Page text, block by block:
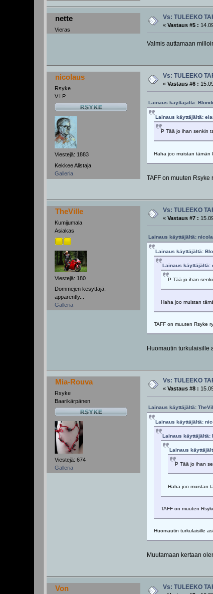
nette
Vieras
Vs: TULEEKO
«Vastaus #5 :
Valmis auttamaan
nicolaus
Rsyke
V.I.P.
Viestejä: 1883
Kekkee Alistaja
Galleria
Vs: TULEEKO
«Vastaus #6 :
Lainaus käyttäjältä:
Lainaus käyttäjältä:
P Tää jo ihan senkin
Haha joo muistan tämän
TAFF on muuten Rsyke
TheVille
Kumijumala
Asiakas
Viestejä: 180
Dommejen kesyttäjä,
apparently...
Galleria
Vs: TULEEKO
«Vastaus #7 :
Lainaus käyttäjältä:
Lainaus käyttäjältä:
Lainaus käyttäjältä:
P Tää jo ihan
Haha joo muistan
TAFF on muuten Rsyke
Huomautin turkulaisille
Mia-Rouva
Rsyke
Baarikärpänen
Viestejä: 674
Galleria
Vs: TULEEKO
«Vastaus #8 :
Lainaus käyttäjältä:
Lainaus käyttäjältä:
Lainaus käyttäjältä:
Lainaus
P Tää jo ihan
Haha joo muistan
TAFF on muuten
Huomautin turkulaisille
Muutamaan kertaan
Von Vs: TULEEKO